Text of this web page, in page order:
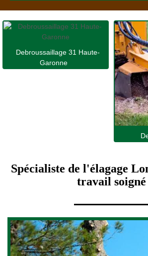
Debroussaillage 31 Haute-
Garonne
Spécialiste de l'élagage
travail soigné